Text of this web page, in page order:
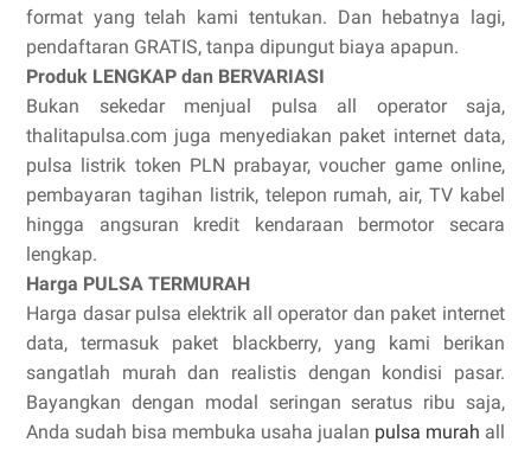
format yang telah kami tentukan. Dan hebatnya lagi,
pendaftaran GRATIS, tanpa dipungut biaya apapun.
Produk LENGKAP dan BERVARIASI
Bukan sekedar menjual pulsa all operator saja,
thalitapulsa.com juga menyediakan paket internet data,
pulsa listrik token PLN prabayar, voucher game online,
pembayaran tagihan listrik, telepon rumah, air, TV kabel
hingga angsuran kredit kendaraan bermotor secara
lengkap.
Harga PULSA TERMURAH
Harga dasar pulsa elektrik all operator dan paket internet
data, termasuk paket blackberry, yang kami berikan
sangatlah murah dan realistis dengan kondisi pasar.
Bayangkan dengan modal seringan seratus ribu saja,
Anda sudah bisa membuka usaha jualan pulsa murah all